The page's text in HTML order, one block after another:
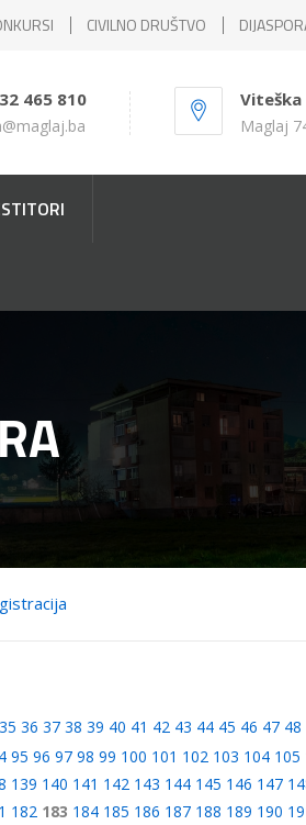
CIVILNO DRUŠTVO
465 810 Viteška
Maglaj
35 36 37 38 39 40 41 42 43 44 45 46 47 48
95 96 97 98 99 100 101 102 103 104 105
139 140 141 142 143 144 145 146 147
182 183 184 185 186 187 188 189 190